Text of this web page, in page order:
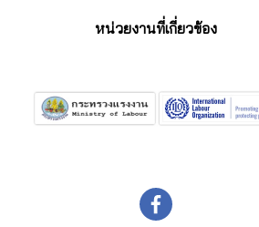
หน่วยงานที่เกี่ยวข้อง